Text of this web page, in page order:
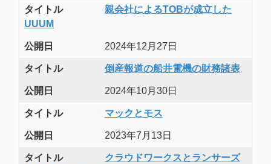
タイトル
親会社によるTOBが成立した
UUUM
公開日 2024年12月27日
タイトル 倒産報道の船井電機の財務諸表
公開日 2024年10月30日
タイトル マックとモス
公開日 2023年7月13日
タイトル
クラウドワークスとランサーズ